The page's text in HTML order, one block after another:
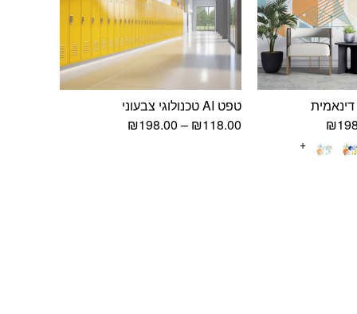
₪
+
טפט AI טכנולוגי צבעוני
₪118.00
–
₪198.00 טווח